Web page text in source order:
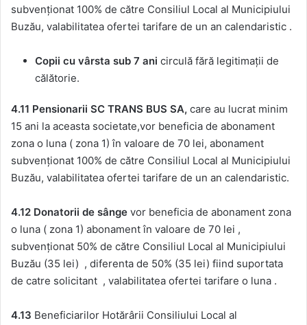
subvenționat 100% de către Consiliul Local al Municipiului
Buzău, valabilitatea ofertei tarifare de un an calendaristic .
Copii cu vârsta sub 7 ani circulă fără legitimații de
călătorie.
4.11 Pensionarii SC TRANS BUS SA, care au lucrat minim
15 ani la aceasta societate,vor beneficia de abonament
zona o luna ( zona 1) în valoare de 70 lei, abonament
subvenționat 100% de către Consiliul Local al Municipiului
Buzău, valabilitatea ofertei tarifare de un an calendaristic.
4.12 Donatorii de sânge vor beneficia de abonament zona
o luna ( zona 1) abonament în valoare de 70 lei ,
subvenționat 50% de către Consiliul Local al Municipiului
Buzău (35 lei) , diferenta de 50% (35 lei) fiind suportata
de catre solicitant , valabilitatea ofertei tarifare o luna .
4.13 Beneficiarilor Hotărârii Consiliului Local al